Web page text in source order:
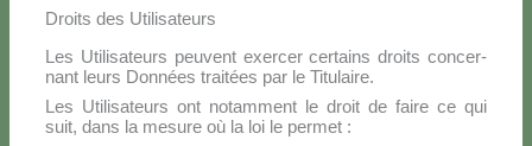
Droits des Utilisateurs
Les Uti­li­sa­teurs peu­vent exer­cer cer­tains droi­ts con­cer­
nant leurs Don­nées trai­tées par le Ti­tu­lai­re.
Les Uti­li­sa­teurs ont no­tam­ment le droit de fai­re ce qui
suit, dans la me­su­re où la loi le per­met :